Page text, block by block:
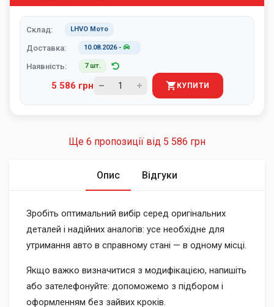
Склад: LHVO Мото
Доставка: 10.08.2026-
Наявність: 7 шт.
5 586 грн КУПИТИ
Ще 6 пропозиції від 5 586 грн
Опис Відгуки
Зробіть оптимальний вибір серед оригінальних
деталей і надійних аналогів: усе необхідне для
утримання авто в справному стані — в одному місці.
Якщо важко визначитися з модифікацією, напишіть
або зателефонуйте: допоможемо з підбором і
оформленням без зайвих кроків.